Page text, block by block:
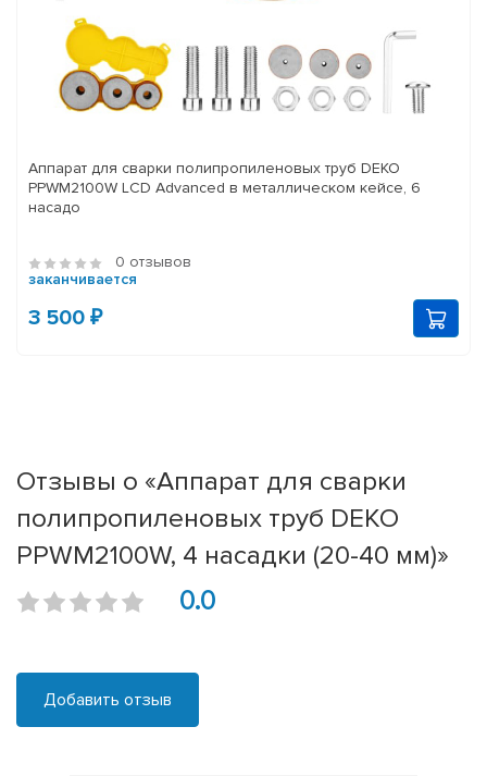
Аппарат для сварки полипропиленовых труб DEKO
PPWM2100W LCD Advanced в металлическом кейсе, 6
насадо
0 отзывов
заканчивается
3 500 ₽
Отзывы о «Аппарат для сварки
полипропиленовых труб DEKO
PPWM2100W, 4 насадки (20-40 мм)»
0.0
Добавить отзыв